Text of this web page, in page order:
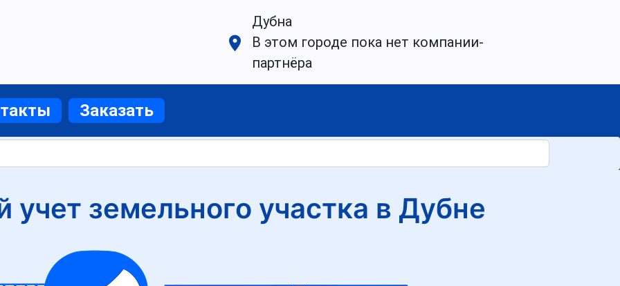
Дубна
В этом городе пока нет компании-
партнёра
Заказать
учет земельного участка в Дубне